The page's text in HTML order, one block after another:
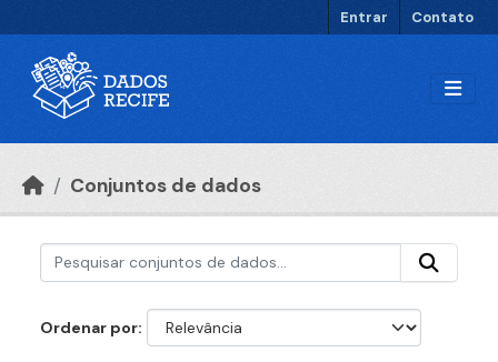
Entrar Contato
Conjuntos de dados
Ordenar por